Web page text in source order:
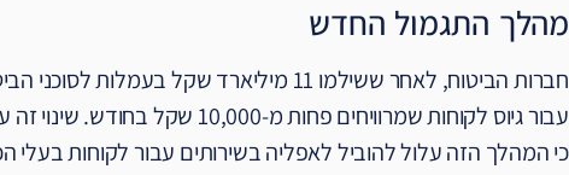
מהלך התגמול החדש
עבור גיוס לקוחות שמרוויחים פחות
כי המהלך הזה עלול להוביל לאפליה בשירותים עבור לקוחות בעלי